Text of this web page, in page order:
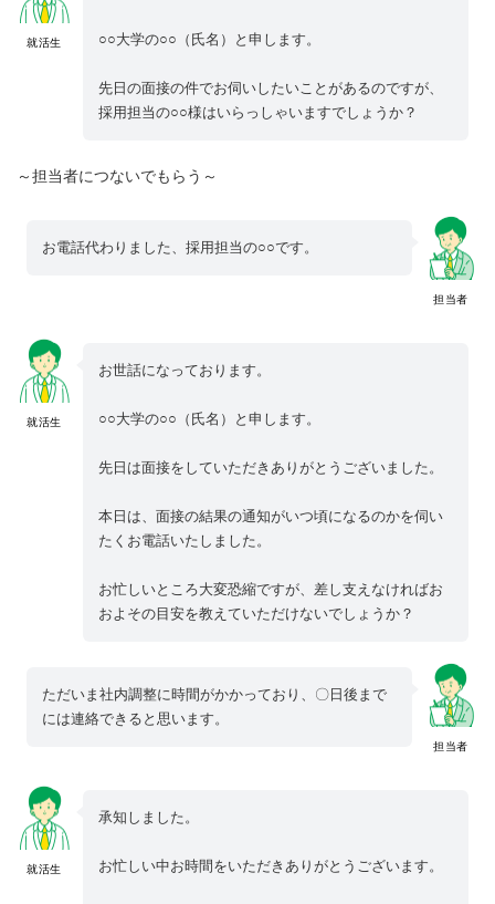
就活生 ○○大学の○○（氏名）と申します。
先日の面接の件でお伺いしたいことがあるのですが、
採用担当の○○様はいらっしゃいますでしょうか？
～担当者につないでもらう～
担当者
お電話代わりました、採用担当の○○です。
就活生
お世話になっております。
○○大学の○○（氏名）と申します。
先日は面接をしていただきありがとうございました。
本日は、面接の結果の通知がいつ頃になるのかを伺い
たくお電話いたしました。
お忙しいところ大変恐縮ですが、差し支えなければお
およその目安を教えていただけないでしょうか？
担当者
ただいま社内調整に時間がかかっており、〇日後まで
には連絡できると思います。
就活生
承知しました。
お忙しい中お時間をいただきありがとうございます。